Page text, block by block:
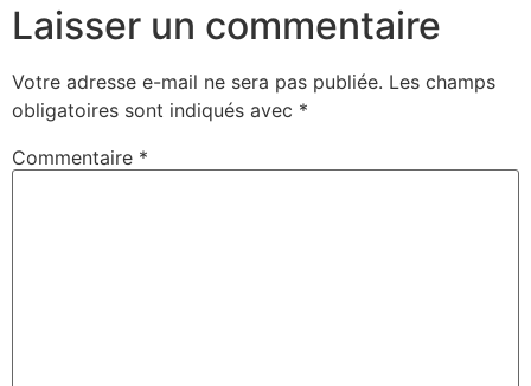
Laisser un commentaire
Votre adresse e-mail ne sera pas publiée. Les champs
obligatoires sont indiqués avec *
Commentaire *